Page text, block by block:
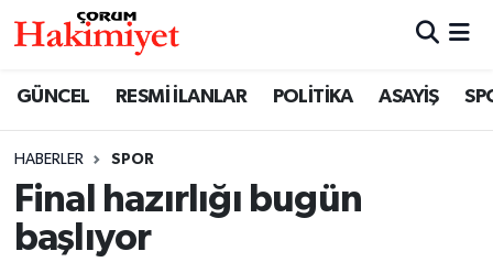
GÜNCEL RESMİ İLANLAR POLİTİKA ASAYİŞ
HABERLER SPOR
Final hazırlığı bugün
başlıyor
SAĞLIK
ASAYİŞ
Nöbetçi Eczaneler
Çorum Namaz Vakitleri
Trafik Durumu